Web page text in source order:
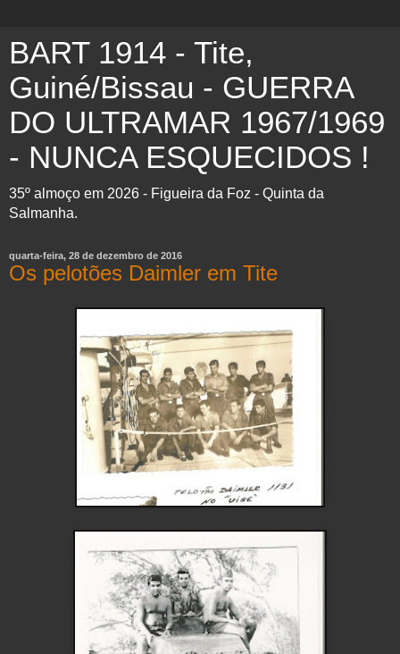
BART 1914 - Tite,
Guiné/Bissau - GUERRA
DO ULTRAMAR 1967/1969
- NUNCA ESQUECIDOS !
35º almoço em 2026 - Figueira da Foz - Quinta da
Salmanha.
quarta-feira, 28 de dezembro de 2016
Os pelotões Daimler em Tite